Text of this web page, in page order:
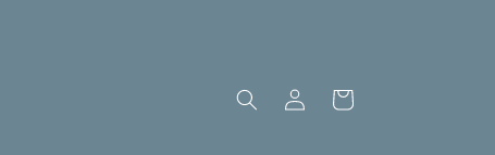
EinloggenWarenkorb